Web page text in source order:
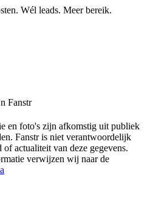
Wél leads. Meer bereik.
Fanstr
en foto's zijn afkomstig uit publiek
Fanstr is niet verantwoordelijk
actualiteit van deze gegevens.
verwijzen wij naar de